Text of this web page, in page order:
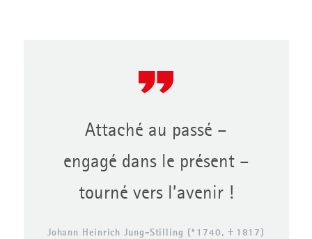
Attaché au passé –
engagé dans le présent –
tourné vers l’avenir !
Johann Heinrich Jung-Stilling (* 1740, † 1817)